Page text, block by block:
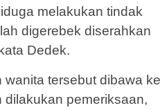
melakukan tindak
digerebek diserahkan
Dedek.
tersebut dibawa ke
dilakukan pemeriksaan,